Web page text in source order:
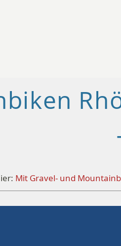
Mit Gravel- und